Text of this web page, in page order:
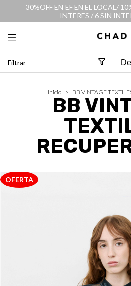
30%OFF EN EF EN EL LOCAL/
INTERES / 6 SIN
Filtrar
Inicio > BB VINTAGE
BB